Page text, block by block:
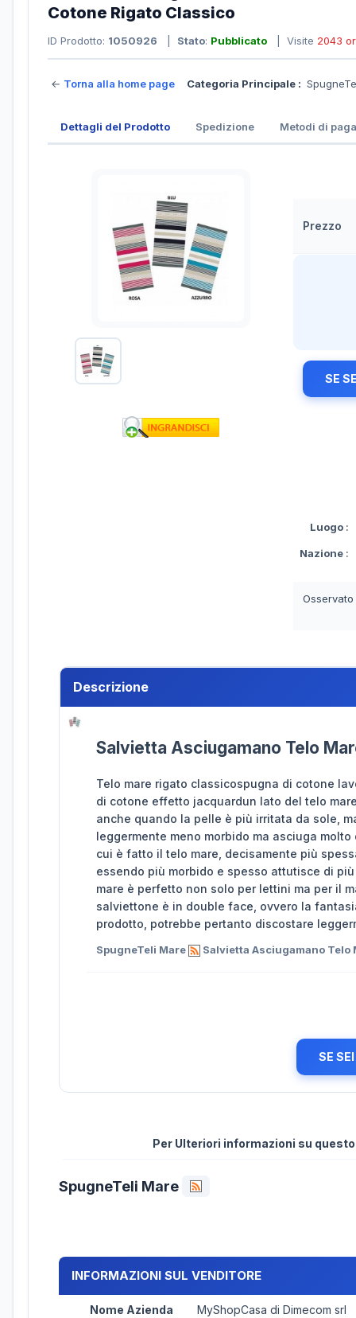
Cotone Rigato Classico
ID Prodotto: 1050926 Stato: Pubblicato | Visite 2043
← Torna alla home page Categoria Principale :
Dettagli del Prodotto Spedizione Metodi di
Prezzo
SE
Luogo :
Nazione :
Descrizione
Salvietta Asciugamano Telo
Telo mare rigato classicospugna di cotone
di cotone effetto jacquardun lato del telo
anche quando la pelle è più irritata da sole,
leggermente meno morbido ma asciuga
cui è fatto il telo mare, decisamente più
essendo più morbido e spesso attutisce di
mare è perfetto non solo per lettini ma per il
salviettone è in double face, ovvero la
prodotto, potrebbe pertanto discostare
SpugneTeli Mare Salvietta Asciugamano Telo
SE
Per Ulteriori informazioni su
SpugneTeli Mare
INFORMAZIONI SUL VENDITORE
Nome Azienda MyShopCasa di Dimecom srl